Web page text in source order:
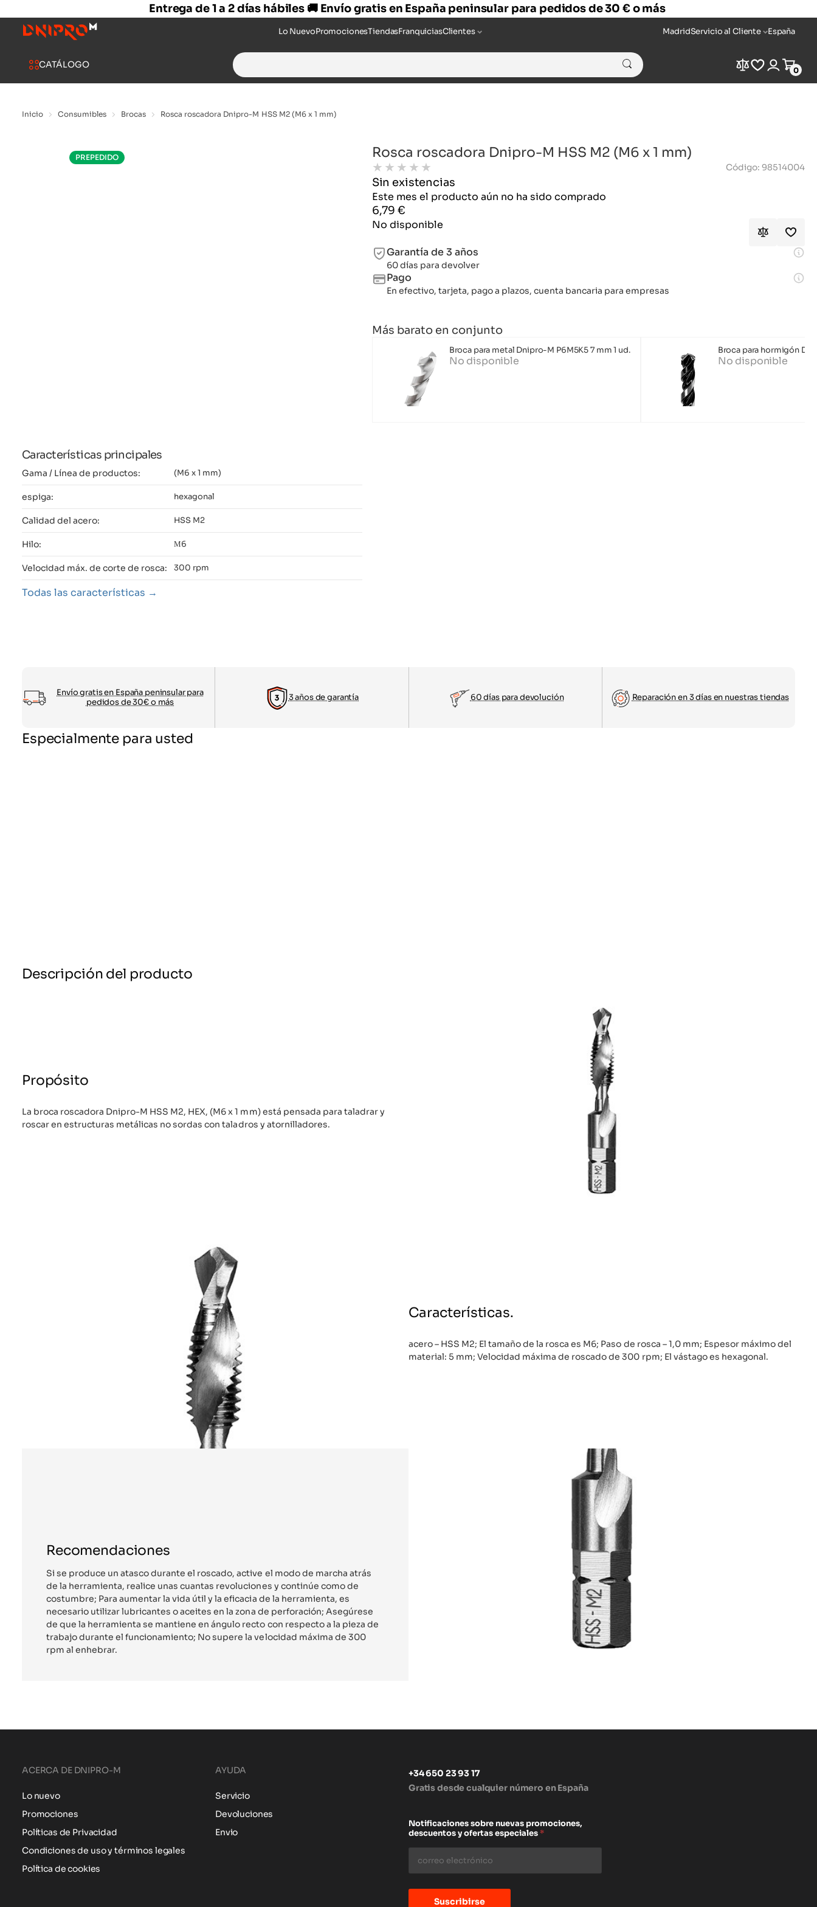
Entrega de 1 a 2 días hábiles 🚚 Envío gratis en España peninsular para pedidos de 30 € o más
Lo NuevoPromocionesTiendasFranquiciasClientes MadridServicio al Cliente España
CATÁLOGO
Search
for:
Compare
Wishlist
Login
Cart
0
Inicio Consumibles Brocas Rosca roscadora Dnipro-M HSS M2 (M6 x 1 mm)
PREPEDIDO
Características principales
Gama / Línea de productos: (M6 x 1 mm)
espiga: hexagonal
Calidad del acero: HSS M2
Hilo: М6
Velocidad máx. de corte de rosca: 300 rpm
Todas las características
Rosca roscadora Dnipro-M HSS M2 (M6 x 1 mm)
★ ★ ★ ★ ★ Código: 98514004
Sin existencias
Este mes el producto aún no ha sido comprado
6,79 €
No disponible
Garantía de 3 años
60 días para devolver
Pago
En efectivo, tarjeta, pago a plazos, cuenta bancaria para empresas
Más barato en conjunto
Broca para metal Dnipro-M P6M5K5 7 mm 1 ud.
No disponible
Broca para hormigón
No disponible
Envío gratis en España peninsular para
pedidos de 30€ o más
3 años de garantía 60 días para devolución Reparación en 3 días en nuestras tiendas
Especialmente para usted
Descripción del producto
Propósito
La broca roscadora Dnipro-M HSS M2, HEX, (M6 x 1 mm) está pensada para taladrar y
roscar en estructuras metálicas no sordas con taladros y atornilladores.
Características.
acero – HSS M2; El tamaño de la rosca es M6; Paso de rosca – 1,0 mm; Espesor máximo del
material: 5 mm; Velocidad máxima de roscado de 300 rpm; El vástago es hexagonal.
Recomendaciones
Si se produce un atasco durante el roscado, active el modo de marcha atrás
de la herramienta, realice unas cuantas revoluciones y continúe como de
costumbre; Para aumentar la vida útil y la eficacia de la herramienta, es
necesario utilizar lubricantes o aceites en la zona de perforación; Asegúrese
de que la herramienta se mantiene en ángulo recto con respecto a la pieza de
trabajo durante el funcionamiento; No supere la velocidad máxima de 300
rpm al enhebrar.
ACERCA DE DNIPRO-M
Lo nuevo
Promociones
Políticas de Privacidad
Condiciones de uso y términos legales
Política de cookies
AYUDA
Servicio
Devoluciones
Envio
+34 650 23 93 17
Gratis desde cualquier número en España
Notificaciones sobre nuevas promociones,
descuentos y ofertas especiales*
Suscribirse